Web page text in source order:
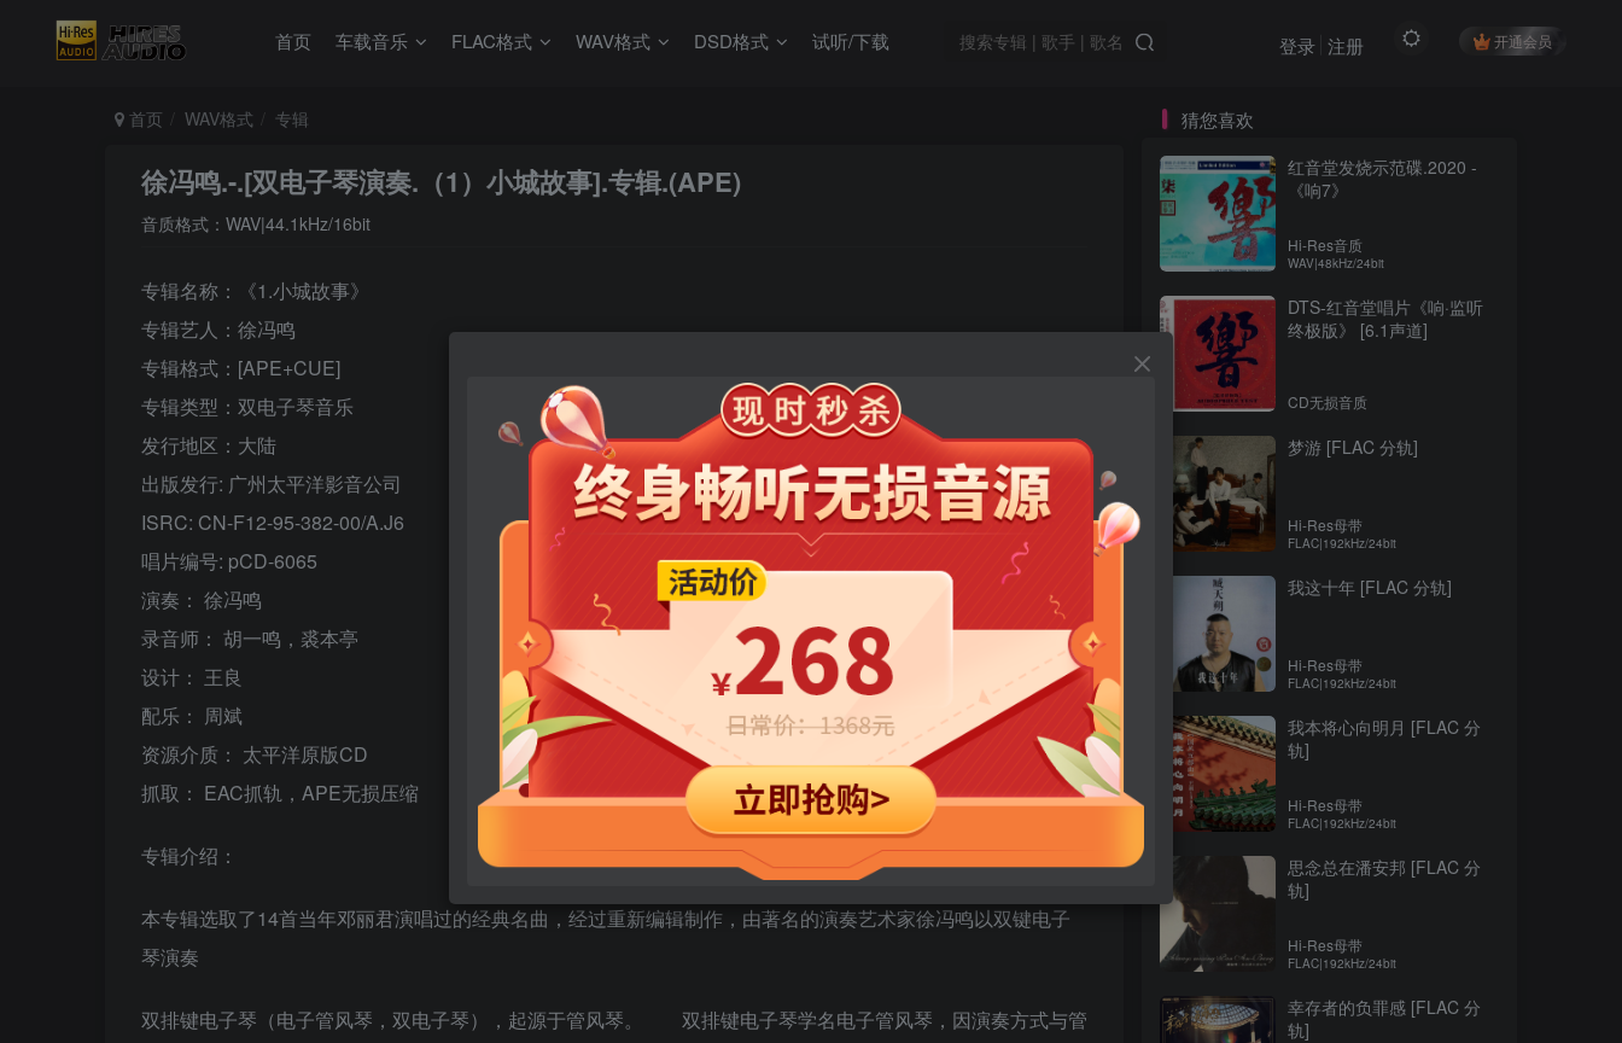
首页 车载音乐 FLAC格式 WAV格式 DSD格式 试听/下载 开通会员
登录 注册
首页 WAV格式 专辑
徐冯鸣.-.[双电子琴演奏.（1）小城故事].专辑.(APE)
音质格式：WAV|44.1kHz/16bit
专辑名称：《1.小城故事》
专辑艺人：徐冯鸣
专辑格式：[APE+CUE]
专辑类型：双电子琴音乐
发行地区：大陆
出版发行: 广州太平洋影音公司
ISRC: CN-F12-95-382-00/A.J6
唱片编号: pCD-6065
演奏： 徐冯鸣
录音师： 胡一鸣，裘本亭
设计： 王良
配乐： 周斌
资源介质： 太平洋原版CD
抓取： EAC抓轨，APE无损压缩
专辑介绍：
本专辑选取了14首当年邓丽君演唱过的经典名曲，经过重新编辑制作，由著名的演奏艺术家徐冯鸣以双键电子
琴演奏
双排键电子琴（电子管风琴，双电子琴），起源于管风琴。 双排键电子琴学名电子管风琴，因演奏方式与管
猜您喜欢
红音堂发烧示范碟.2020 -
《响7》
Hi-Res音质
WAV|48kHz/24bit
DTS-红音堂唱片《响·监听
终极版》 [6.1声道]
CD无损音质
梦游 [FLAC 分轨]
Hi-Res母带
FLAC|192kHz/24bit
我这十年 [FLAC 分轨]
Hi-Res母带
FLAC|192kHz/24bit
我本将心向明月 [FLAC 分
轨]
Hi-Res母带
FLAC|192kHz/24bit
思念总在潘安邦 [FLAC 分
轨]
Hi-Res母带
FLAC|192kHz/24bit
幸存者的负罪感 [FLAC 分
轨]